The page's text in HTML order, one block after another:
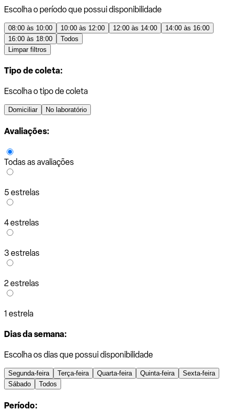
Escolha o período que possui disponibilidade
08:00 às 10:00 10:00 às 12:00 12:00 às 14:00
14:00 às 16:00
16:00 às 18:00
Todos
Limpar filtros
Tipo de coleta:
Escolha o tipo de coleta
Domiciliar No laboratório
Avaliações:
Todas as avaliações
5 estrelas
4 estrelas
3 estrelas
2 estrelas
1 estrela
Dias da semana:
Escolha os dias que possui disponibilidade
Segunda-feira Terça-feira Quarta-feira Quinta-feira
Sexta-feira
Sábado
Todos
Período: